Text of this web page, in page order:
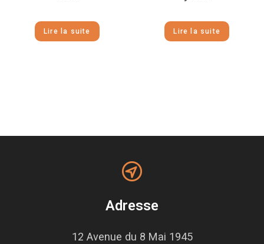
Lire la suite Lire la suite
Adresse
12 Avenue du 8 Mai 1945